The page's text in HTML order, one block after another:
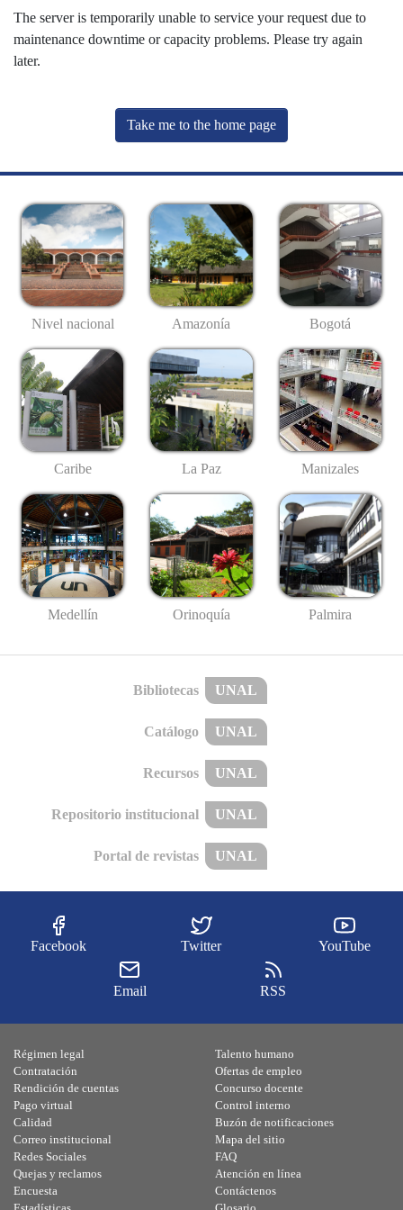
The server is temporarily unable to service your request due to
maintenance downtime or capacity problems. Please try again
later.
Take me to the home page
Nivel nacional Amazonía Bogotá
Caribe La Paz Manizales
Medellín Orinoquía Palmira
Bibliotecas UNAL
Catálogo UNAL
Recursos UNAL
Repositorio institucional UNAL
Portal de revistas UNAL
Facebook Twitter YouTube
Email RSS
Régimen legal
Contratación
Rendición de cuentas
Pago virtual
Calidad
Talento humano
Ofertas de empleo
Concurso docente
Control interno
Buzón de notificaciones
Correo institucional
Redes Sociales
Quejas y reclamos
Encuesta
Mapa del sitio
FAQ
Atención en línea
Contáctenos